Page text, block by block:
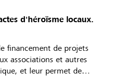
d'héroïsme locaux.
financement de projets
associations et autres
et leur permet de